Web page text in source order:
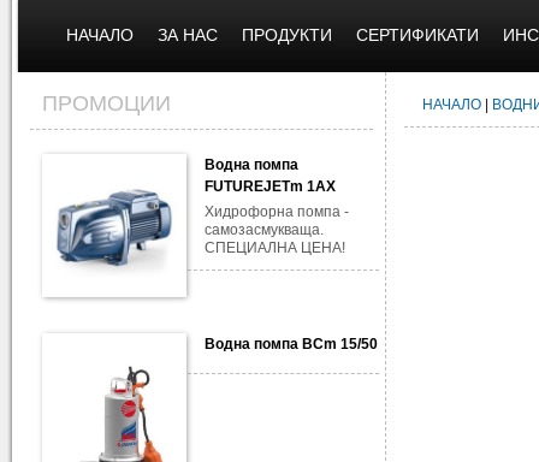
НАЧАЛО ЗА НАС ПРОДУКТИ СЕРТИФИКАТИ
ПРОМОЦИИ
Водна помпа
FUTUREJETm 1AX
Хидрофорна помпа -
самозасмукваща.
СПЕЦИАЛНА ЦЕНА!
Водна помпа BCm 15/50
НАЧАЛО